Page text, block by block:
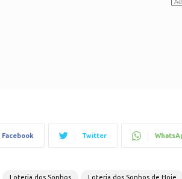
Facebook Twitter
Loteria dos Sonhos Loteria dos Sonhos de Hoje